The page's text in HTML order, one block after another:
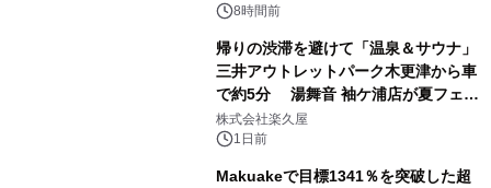
ボグッズも発売決定！
8時間前
帰りの渋滞を避けて「温泉＆サウナ」
三井アウトレットパーク木更津から車
で約5分 湯舞音 袖ケ浦店が夏フェア
メニューを提供
株式会社楽久屋
1日前
Makuakeで目標1341％を突破した超